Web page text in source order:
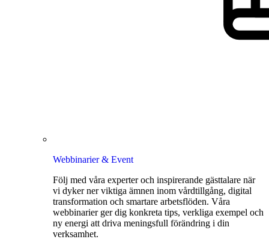
Webbinarier & Event
Följ med våra experter och inspirerande gästtalare när
vi dyker ner viktiga ämnen inom vårdtillgång, digital
transformation och smartare arbetsflöden. Våra
webbinarier ger dig konkreta tips, verkliga exempel och
ny energi att driva meningsfull förändring i din
verksamhet.